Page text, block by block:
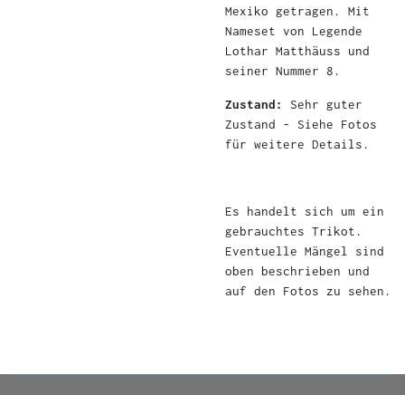
Mexiko getragen. Mit
Nameset von Legende
Lothar Matthäuss und
seiner Nummer 8.
Zustand:
Sehr guter
Zustand - Siehe Fotos
für weitere Details.
Es handelt sich um ein
gebrauchtes Trikot.
Eventuelle Mängel sind
oben beschrieben und
auf den Fotos zu sehen.